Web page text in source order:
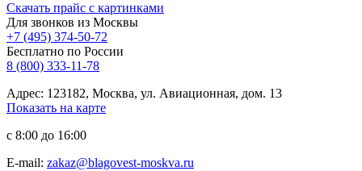
Скачать прайс с картинками
Для звонков из Москвы
+7 (495) 374-50-72
Бесплатно по России
8 (800) 333-11-78
Адрес: 123182, Москва, ул. Авиационная, дом. 13
Показать на карте
с 8:00 до 16:00
E-mail: zakaz@blagovest-moskva.ru